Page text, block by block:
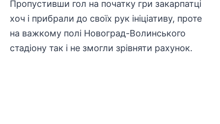
Пропустивши гол на початку гри закарпатці
хоч і прибрали до своїх рук ініціативу, проте
на важкому полі Новоград-Волинського
стадіону так і не змогли зрівняти рахунок.